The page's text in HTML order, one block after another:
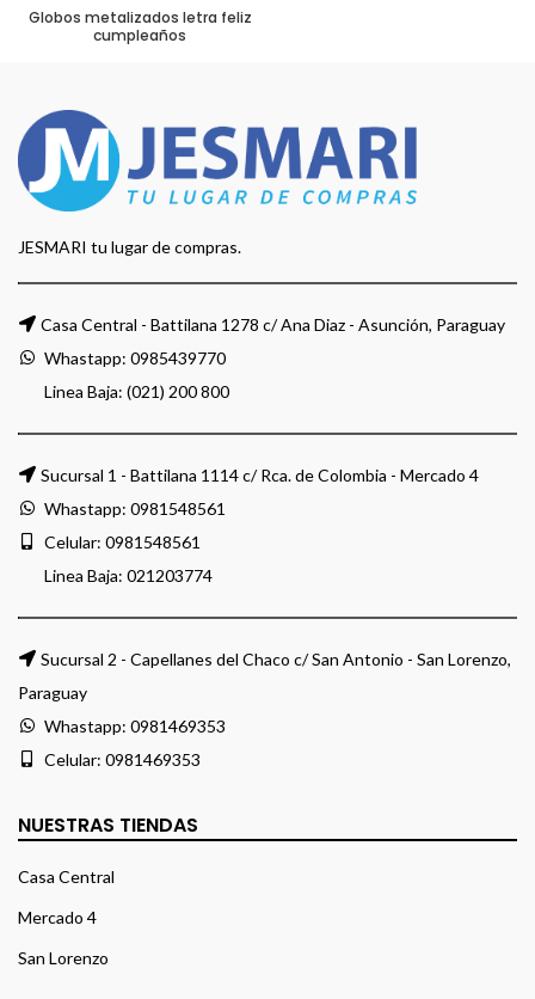
Globos metalizados letra feliz
cumpleaños
JESMARI tu lugar de compras.
Casa Central - Battilana 1278 c/ Ana Diaz - Asunción, Paraguay
Whastapp: 0985439770
Linea Baja: (021) 200 800
Sucursal 1 - Battilana 1114 c/ Rca. de Colombia - Mercado 4
Whastapp: 0981548561
Celular: 0981548561
Linea Baja: 021203774
Sucursal 2 - Capellanes del Chaco c/ San Antonio - San Lorenzo,
Paraguay
Whastapp: 0981469353
Celular: 0981469353
NUESTRAS TIENDAS
Casa Central
Mercado 4
San Lorenzo